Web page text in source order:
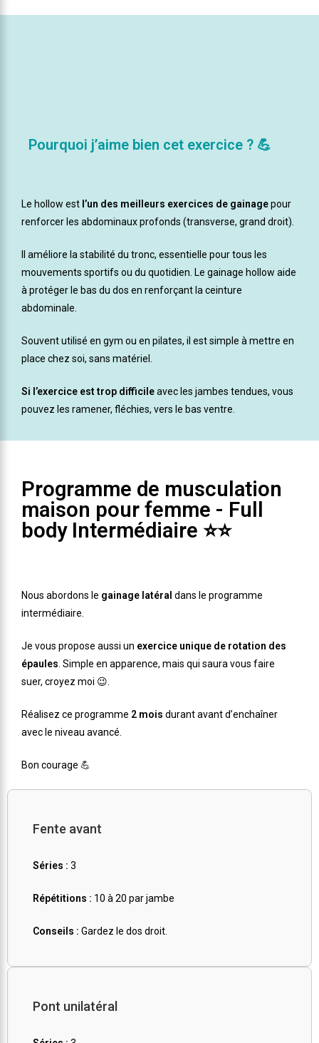
Pourquoi j’aime bien cet exercice ? 💪
Le hollow est l’un des meilleurs exercices de gainagepour
renforcer les abdominaux profonds (transverse, grand droit).
Il améliore la stabilité du tronc, essentielle pour tous les
mouvements sportifs ou du quotidien. Le gainage hollow aide
à protéger le bas du dos en renforçant la ceinture
abdominale.
Souvent utilisé en gym ou en pilates, il est simple à mettre en
place chez soi, sans matériel.
Si l’exercice est trop difficileavec les jambes tendues, vous
pouvez les ramener, fléchies, vers le bas ventre.
Programme de musculation
maison pour femme - Full
body Intermédiaire ⭐⭐
Nous abordons le gainage latéral dans le programme
intermédiaire.
Je vous propose aussi un exercice unique de rotation des
épaules . Simple en apparence, mais qui saura vous faire
suer, croyez moi 😉.
Réalisez ce programme 2 mois durant avant d’enchaîner
avec le niveau avancé.
Bon courage 💪
Fente avant
Séries : 3
Répétitions : 10 à 20 par jambe
Conseils : Gardez le dos droit.
Pont unilatéral